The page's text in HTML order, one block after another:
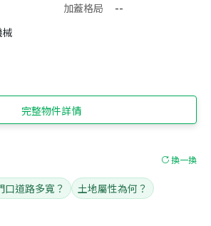
加蓋格局
--
完整物件詳情
換一換
口道路多寬？
土地屬性為何？